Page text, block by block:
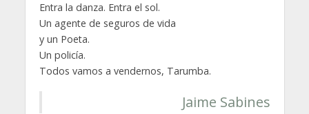
Entra la danza. Entra el sol.
Un agente de seguros de vida
y un Poeta.
Un policía.
Todos vamos a vendernos, Tarumba.
Jaime Sabines